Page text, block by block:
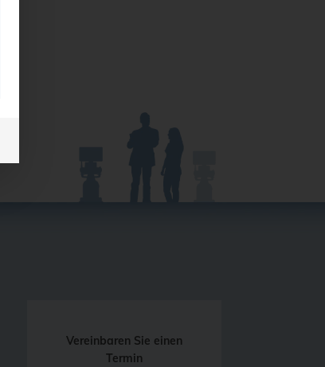
Vereinbaren Sie einen
Termin